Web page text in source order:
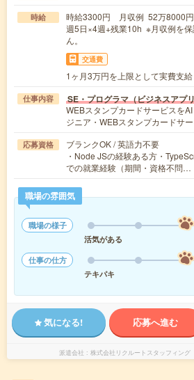
時給
時給3300円 月収例 52万8000
週5日×4週+残業10h ※月収例を
ん。
交通費
1ヶ月3万円を上限として実費支給
仕事内容 SE・プログラマ（ビジネスアプ
WEBスタンプカードサービスを
ジニア・WEBスタンプカードサ
応募資格
ブランクOK / 英語力不要
・Node JSの経験ある方・
での就業経験（期間・資格不問…
職場の雰囲気
職場の様子
活気がある
仕事の仕方
テキパキ
気になる! 応募へ進む
派遣会社 株式会社リクルートスタッフィン